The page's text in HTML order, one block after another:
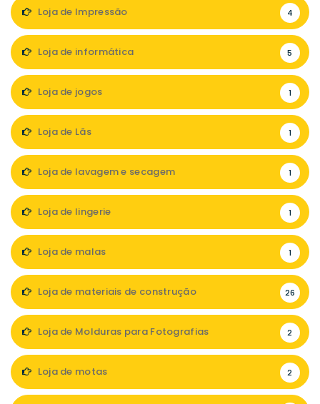
Loja de Impressão 4
Loja de informática 5
Loja de jogos 1
Loja de Lãs 1
Loja de lavagem e secagem 1
Loja de lingerie 1
Loja de malas 1
Loja de materiais de construção 26
Loja de Molduras para Fotografias 2
Loja de motas 2